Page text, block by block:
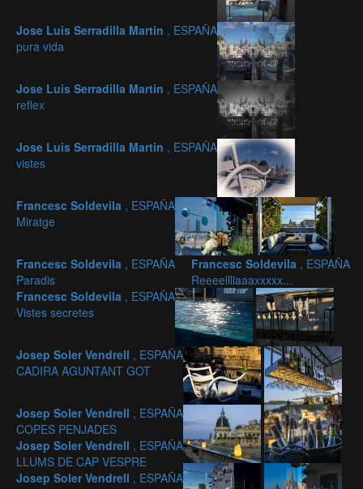
Jose Luis Serradilla Martin , ESPAÑA
pura vida
Jose Luis Serradilla Martin , ESPAÑA
reflex
Jose Luis Serradilla Martin , ESPAÑA
vistes
Francesc Soldevila , ESPAÑA
Miratge
Francesc Soldevila , ESPAÑA
Paradis
Francesc Soldevila , ESPAÑA
Reeeellllaaaxxxxx...
Francesc Soldevila , ESPAÑA
Vistes secretes
Josep Soler Vendrell , ESPAÑA
CADIRA AGUNTANT GOT
Josep Soler Vendrell , ESPAÑA
COPES PENJADES
Josep Soler Vendrell , ESPAÑA
LLUMS DE CAP VESPRE
Josep Soler Vendrell , ESPAÑA